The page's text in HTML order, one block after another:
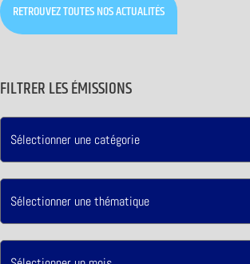
RETROUVEZ TOUTES NOS ACTUALITÉS
FILTRER LES ÉMISSIONS